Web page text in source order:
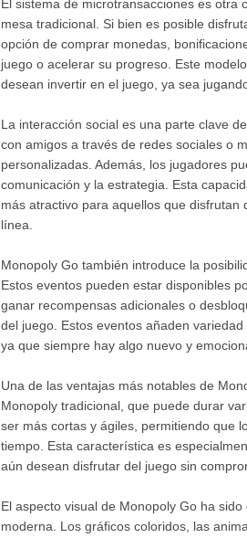
El sistema de microtransacciones es otra
mesa tradicional. Si bien es posible
opción de comprar monedas,
juego o acelerar su progreso. Este
desean invertir en el juego, ya sea
La interacción social es una parte clave
con amigos a través de redes sociales o
personalizadas. Además, los jugadores
comunicación y la estrategia. Esta
más atractivo para aquellos que
línea.
Monopoly Go también introduce la
Estos eventos pueden estar disponibles
ganar recompensas adicionales o
del juego. Estos eventos añaden
ya que siempre hay algo nuevo y
Una de las ventajas más notables de
Monopoly tradicional, que puede durar
ser más cortas y ágiles, permitiendo que
tiempo. Esta característica es
aún desean disfrutar del juego sin
El aspecto visual de Monopoly Go ha
moderna. Los gráficos coloridos, las